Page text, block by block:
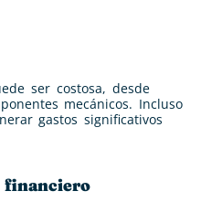
ser costosa, desde
mecánicos. Incluso
gastos significativos
financiero